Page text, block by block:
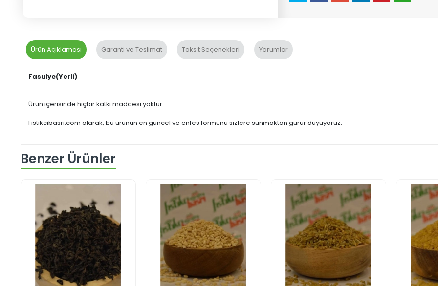
Ürün Açıklaması Garanti ve Teslimat Taksit Seçenekleri Yorumlar
Fasulye(Yerli)
Ürün içerisinde hiçbir katkı maddesi yoktur.
Fistikcibasri.com olarak, bu ürünün en güncel ve enfes formunu sizlere sunmaktan gurur duyuyoruz.
Benzer Ürünler